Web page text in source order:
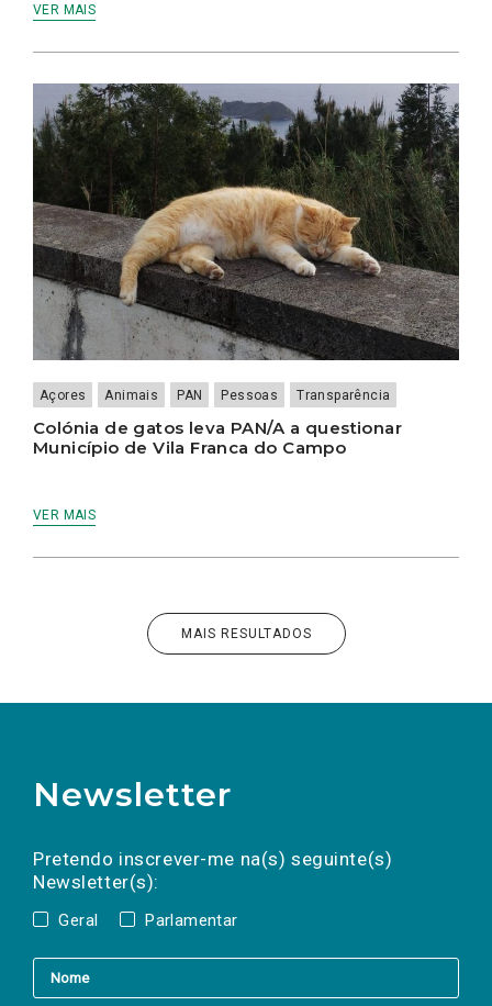
VER MAIS
Açores Animais PAN Pessoas Transparência
Colónia de gatos leva PAN/A a questionar
Município de Vila Franca do Campo
VER MAIS
MAIS RESULTADOS
Newsletter
Pretendo inscrever-me na(s) seguinte(s)
Newsletter(s):
Geral Parlamentar
a(s) newsletter(s).
mail